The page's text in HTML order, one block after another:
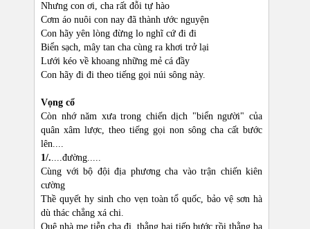
Nhưng con ơi, cha rất đỗi tự hào
Cơm áo nuôi con nay đã thành ước nguyện
Con hãy yên lòng đừng lo nghĩ cứ đi đi
Biển sạch, mây tan cha cùng ra khơi trở lại
Lưới kéo về khoang những mẻ cá đầy
Con hãy đi đi theo tiếng gọi núi sông này.
Vọng cổ
Còn nhớ năm xưa trong chiến dịch "biển người" của
quân xâm lược, theo tiếng gọi non sông cha cất bước
lên....
1/.....đường.....
Cùng với bộ đội địa phương cha vào trận chiến kiên
cường
Thề quyết hy sinh cho vẹn toàn tổ quốc, bảo vệ sơn hà
dù thác chẳng xá chi.
Quê nhà mẹ tiễn cha đi, thằng hai tiếp bước rồi thằng ba